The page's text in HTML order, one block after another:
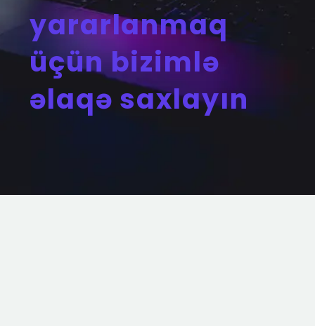
yararlanmaq
üçün bizimlə
əlaqə saxlayın